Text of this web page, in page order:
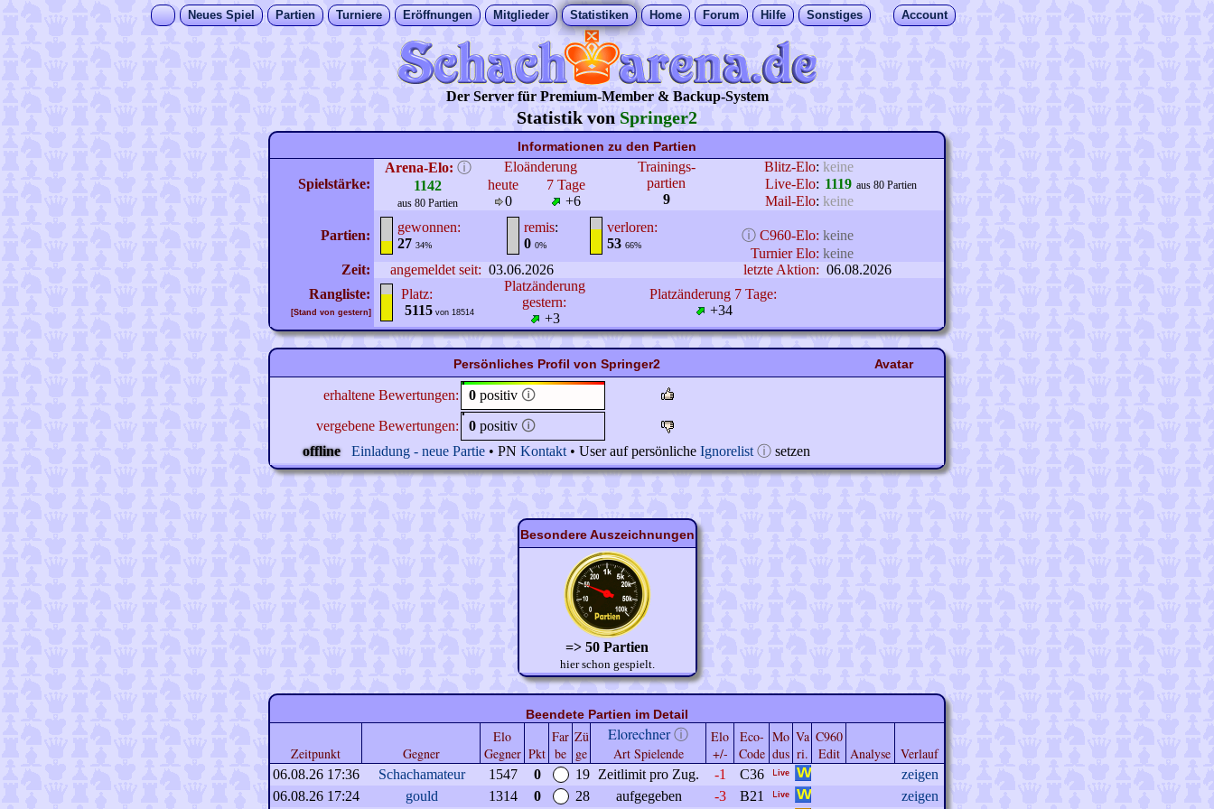
Neues Spiel Partien Turniere Eröffnungen Mitglieder Statistiken Home Forum Hilfe Sonstiges Account
Der Server für Premium-Member & Backup-System
Statistik von Springer2
Informationen zu den Partien
Spielstärke:
Arena-Elo: ⓘ
1142
aus 80 Partien
Eloänderung
Trainings-
partien
9
Blitz-Elo: keine
heute
0
7 Tage
+6
Live-Elo: 1119 aus 80 Partien
Mail-Elo: keine
Partien:
gewonnen:
27 34%
remis:
0 0%
verloren:
53 66%
ⓘ C960-Elo: keine
Turnier Elo: keine
Zeit:
angemeldet seit: 03.06.2026 letzte Aktion: 06.08.2026
Rangliste:
[Stand von gestern]
Platz:
5115 von 18514
Platzänderung
gestern:
+3
Platzänderung 7 Tage:
+34
Persönliches Profil von Springer2 Avatar
erhaltene Bewertungen: 0 positiv 🛈
vergebene Bewertungen:
0 positiv 🛈
offline
Einladung - neue Partie • PN Kontakt • User auf persönliche Ignorelist ⓘ setzen
Besondere Auszeichnungen
=> 50 Partien
hier schon gespielt.
Beendete Partien im Detail
Zeitpunkt Gegner
Elo
Gegner Pkt
Far
be
Zü
ge
Elorechnerⓘ
Art Spielende
Elo
+/-
Eco-
Code
Mo
dus
Va
ri.
C960
Edit
Analyse Verlauf
06.08.26 17:36 Schachamateur 1547 0 19 Zeitlimit pro Zug. -1 C36
zeigen
06.08.26 17:24
gould 1314 0 28 aufgegeben -3 B21 zeigen